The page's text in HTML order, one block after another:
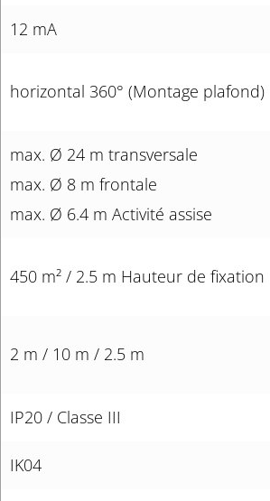
12 mA
horizontal 360° (Montage plafond)
max. Ø 24 m transversale
max. Ø 8 m frontale
max. Ø 6.4 m Activité assise
450 m² / 2.5 m Hauteur de fixation
2 m / 10 m / 2.5 m
IP20 / Classe III
IK04